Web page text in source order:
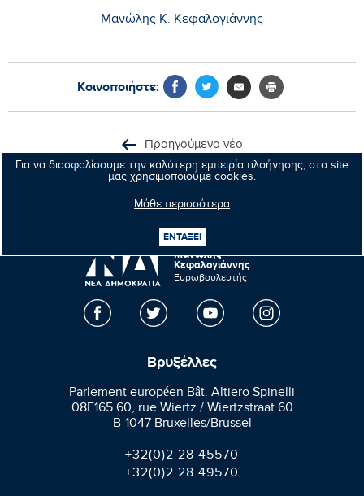
Για να διασφαλίσουμε την καλύτερη εμπειρία πλοήγησης, στο site
μας χρησιμοποιούμε cookies.
Μάθε περισσότερα
ΕΝΤΑΞΕΙ
Μανώλης Κ. Κεφαλογιάννης
Κοινοποιήστε:
Προηγούμενο νέο
Επόμενο νέο
Μανώλης
Κεφαλογιάννης
Ευρωβουλευτής
Βρυξέλλες
Parlement européen Bât. Altiero Spinelli
08E165 60, rue Wiertz / Wiertzstraat 60
B-1047 Bruxelles/Brussel
+32(0)2 28 45570
+32(0)2 28 49570